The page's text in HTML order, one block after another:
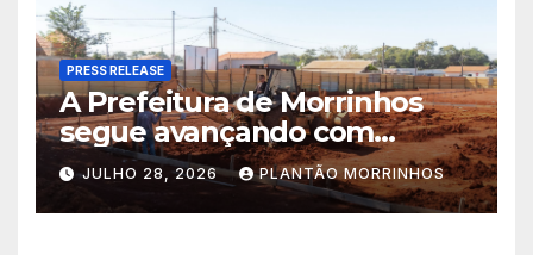
PRESS RELEASE
A Prefeitura de Morrinhos
segue avançando com
importantes investimentos
no Setor Arca de Noé.
JULHO 28, 2026 PLANTÃO MORRINHOS